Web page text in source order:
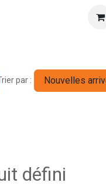
par : Nouvelles
défini